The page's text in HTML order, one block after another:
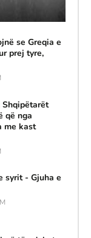
se Greqia e
prej tyre,
që nga
me kast
syrit - Gjuha e